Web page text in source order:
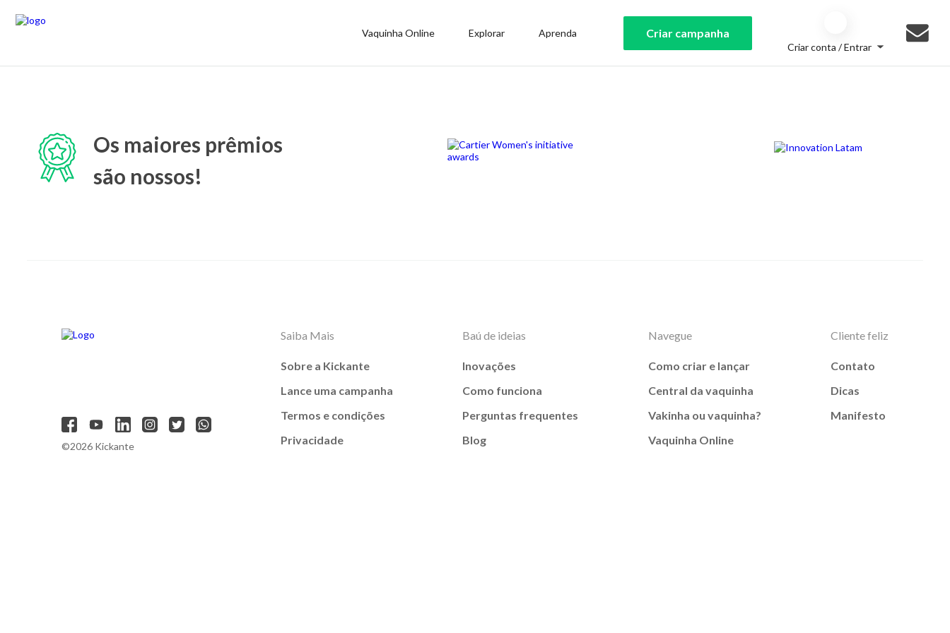
Vaquinha Online Explorar Aprenda Criar campanha
Criar conta / Entrar
Os maiores prêmios
são nossos!
©2026 Kickante
Saiba Mais
Sobre a Kickante
Lance uma campanha
Termos e condições
Privacidade
Baú de ideias
Inovações
Como funciona
Perguntas frequentes
Blog
Navegue
Como criar e lançar
Central da vaquinha
Vakinha ou vaquinha?
Vaquinha Online
Cliente feliz
Contato
Dicas
Manifesto